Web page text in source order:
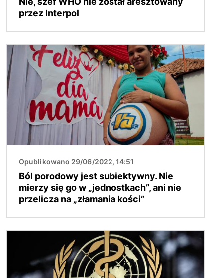
przez Interpol
Obraz
Opublikowano 29/06/2022, 14:51
Ból porodowy jest subiektywny. Nie
mierzy się go w „jednostkach”, ani nie
przelicza na „złamania kości”